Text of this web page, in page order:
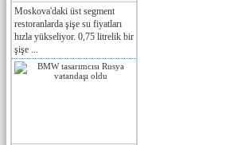
Moskova'daki üst segment
restoranlarda şişe su fiyatları
hızla yükseliyor. 0,75 litrelik bir
şişe ...